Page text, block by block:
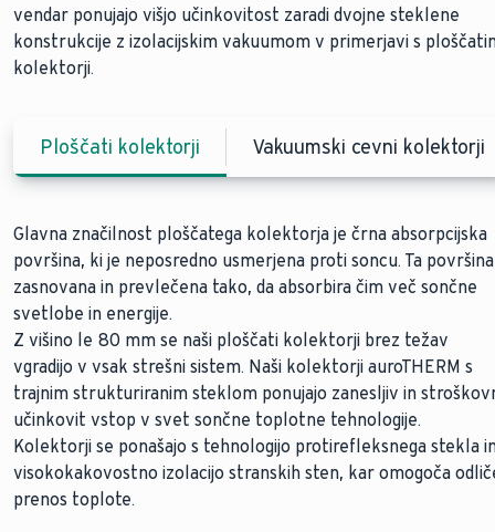
vendar ponujajo višjo učinkovitost zaradi dvojne steklene
konstrukcije z izolacijskim vakuumom v primerjavi s
kolektorji.
Ploščati kolektorji Vakuumski cevni kolektorji
Glavna značilnost ploščatega kolektorja je črna absorpcijska
površina, ki je neposredno usmerjena proti soncu. Ta
zasnovana in prevlečena tako, da absorbira čim več sončne
svetlobe in energije.
Z višino le 80 mm se naši ploščati kolektorji brez težav
vgradijo v vsak strešni sistem. Naši kolektorji auroTHERM s
trajnim strukturiranim steklom ponujajo zanesljiv in
učinkovit vstop v svet sončne toplotne tehnologije.
Kolektorji se ponašajo s tehnologijo protirefleksnega stekla
visokokakovostno izolacijo stranskih sten, kar omogoča
prenos toplote.
Cevi kolektorji delujejo še bolj učinkovito kot ploščati
kolektorji. Za razliko od ploščatih kolektorjev izkoriščajo
toplotno izolacijo vakuuma. Vakuum v zunanji komori dvojno
steklene konstrukcije praktično odpravlja toplotne izgube.
Keramično prevlečeno ogledalo odbija tudi najmanjši sončni
žarek, ne glede na kot padanja svetlobe.
Naši cevni kolektorjizagotavljajo najvišji izkoristek sončne
energije tudi ob oblačnem vremenu. Zaradi visoke
lahko naše cevne kolektorje uporabljate tudi, če imate
prostor na strehi.
Čeprav so cevni kolektorji učinkovitejši od ploščatih